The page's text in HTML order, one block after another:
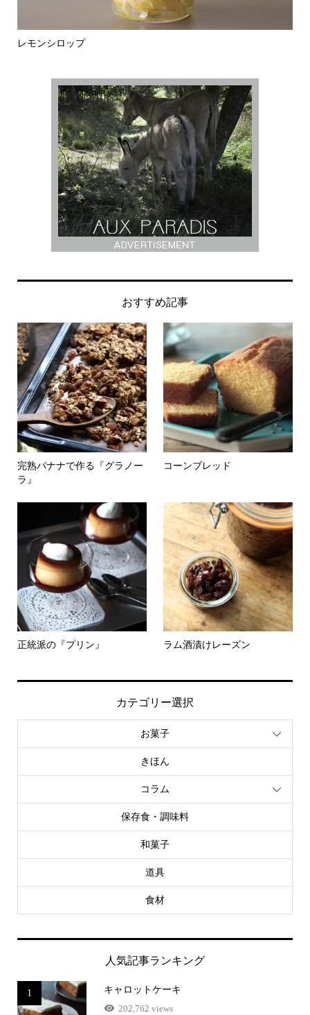
レモンシロップ
おすすめ記事
完熟バナナで作る『グラノー
ラ』
コーンブレッド
正統派の『プリン』 ラム酒漬けレーズン
カテゴリー選択
お菓子
きほん
コラム
保存食・調味料
和菓子
道具
食材
人気記事ランキング
1
キャロットケーキ
202,762 views